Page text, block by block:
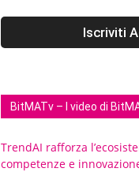
BitMATv – I video di
TrendAI rafforza
competenze e